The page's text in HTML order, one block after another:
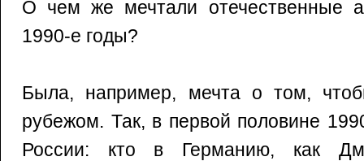
О чем же мечтали отечественные
1990‑е годы?
Была, например, мечта о том,
рубежом. Так, в первой половине
России: кто в Германию, как